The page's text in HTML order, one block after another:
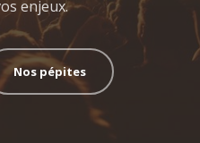
enjeux.
Nos pépites